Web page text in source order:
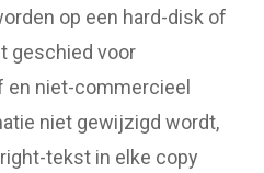
op een hard-disk of
geschied voor
niet-commercieel
niet gewijzigd wordt,
tekst in elke copy